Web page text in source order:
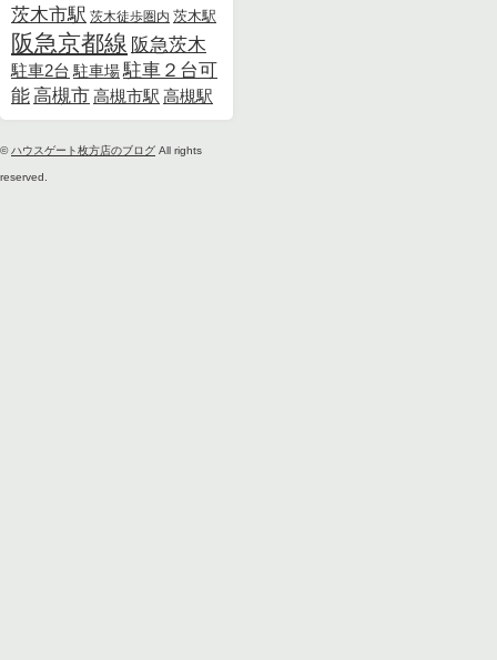
茨木市駅 茨木徒歩圏内 茨木駅
阪急京都線 阪急茨木
駐車2台 駐車場駐車２台可
能高槻市高槻市駅 高槻駅
©ハウスゲート枚方店のブログ All rights
reserved.